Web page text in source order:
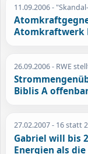
11.09.2006-
Atomkraftwerk
26.09.2006- RWE
Biblis A
27.02.2007- 16 statt
Gabriel will bis
Energien als die